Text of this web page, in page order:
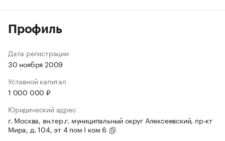
Профиль
Дата регистрации
30 ноября 2009
Уставной капитал
1 000 000 ₽
Юридический адрес
г. Москва, вн.тер.г. муниципальный округ Алексеевский, пр-кт
Мира, д. 104, эт 4 пом I ком 6